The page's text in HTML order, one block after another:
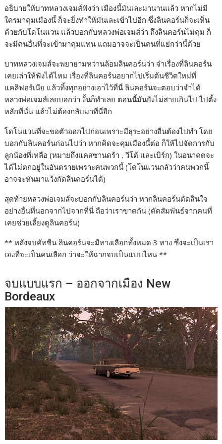
อธิบายให้บาทหลวงเจมส์ฟังว่า เมืองนี้มันเละมานานแล้ว หากไม่มี
ใครมาคุมเมืองนี้ ก็จะยิ่งทำให้มันเละเข้าไปอีก ซึ่งลินคอร์นก็จะเห็น
ด้วยกับโดโนแวน แล้วบอกกับหลวงพ่อเจมส์ว่า ถึงลินคอร์นไม่คุม ก็
จะมีคนอื่นที่จะเข้ามาคุมแทน แถมอาจจะเป็นคนที่แย่กว่านี้ด้วย
บาทหลวงเจมส์จะพยายามหว่านล้อมลินคอร์นว่า จำเรื่องที่ลินคอร์น
เคยเล่าให้ฟังได้ไหม เรื่องที่ลินคอร์นอยากไปเริ่มต้นชีวิตใหม่ที่
แคลิฟอร์เนีย แล้วทิ้งทุกอย่างเอาไว้ที่นี่ ลินคอร์นจะตอบว่าจำได้
หลวงพ่อเจมส์เลยบอกว่า งั้นก็ทำเลย ตอนนี้มันยังไม่สายเกินไป ไปตั้ง
หลักที่นั่น แล้วไม่ต้องกลับมาที่นี่อีก
โดโนแวนที่จะขอตัวออกไปก่อนเพราะมีธุระอย่างอื่นต้องไปทำ โดย
บอกกับลินคอร์นก่อนไปว่า หากคิดจะคุมเมืองนี้ต่อ ก็ให้ไปจัดการกับ
ลูกน้องที่เหลือ (หมายถึงแคสซานดร้า , วีโต้ และเบิร์ก) ในอนาคตจะ
ได้ไม่ตกอยู่ในอันตรายเพราะคนพวกนี้ (โดโนแวนกลัวว่าคนพวกนี้
อาจจะหันมาแว้งกัดลินคอร์นได้)
สุดท้ายหลวงพ่อเจมส์จะบอกกับลินคอร์นว่า หากลินคอร์นตัดสินใจ
อย่างอื่นที่นอกจากไปจากที่นี่ ถือว่าเราขาดกัน (ตัดสัมพันธ์จากคนที่
เคยช่วยเลี้ยงดูลินคอร์น)
** หลังจบคัทซีน ลินคอร์นจะมีทางเลือกทั้งหมด 3 ทาง ซึ่งจะเป็นเรา
เองที่จะเป็นคนเลือก ว่าจะให้ฉากจบเป็นแบบไหน **
จบแบบแรก – ออกจากเมือง New
Bordeaux